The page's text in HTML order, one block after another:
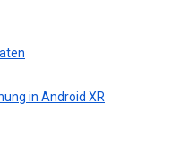
in Android XR